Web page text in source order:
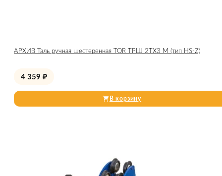
АРХИВ Таль ручная шестеренная TOR ТРШ 2ТХ3 М (тип HS-Z)
4 359 ₽
В корзину